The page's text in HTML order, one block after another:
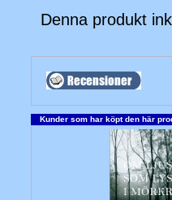
Denna produkt
Kunder som har köpt den här